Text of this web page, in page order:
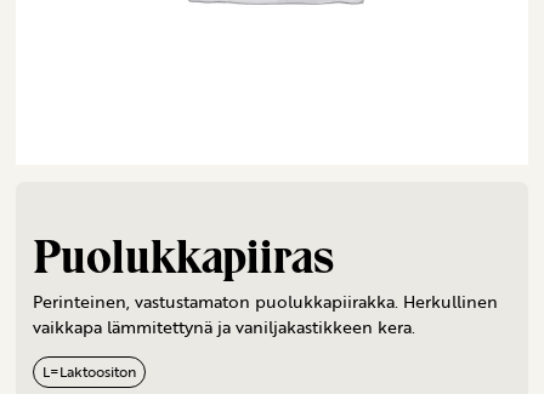
Puolukkapiiras
Perinteinen, vastustamaton puolukkapiirakka. Herkullinen
vaikkapa lämmitettynä ja vaniljakastikkeen kera.
L=Laktoositon